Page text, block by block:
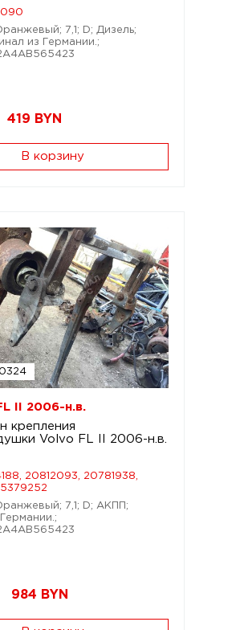
7,1; D; Дизель;
из Германии.;
419 BYN
В корзину
II 2006-н.в.
крепления
Volvo FL II 2006-н.в.
20812093, 20781938,
7,1; D; АКПП;
984 BYN